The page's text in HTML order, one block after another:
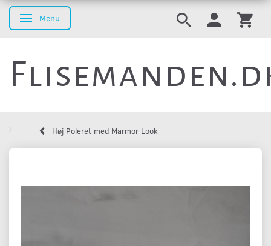
Skifte navigation
Menu
Høj Poleret med Marmor Look